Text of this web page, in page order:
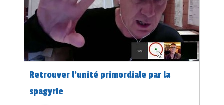
Retrouver l'unité primordiale par la
spagyrie